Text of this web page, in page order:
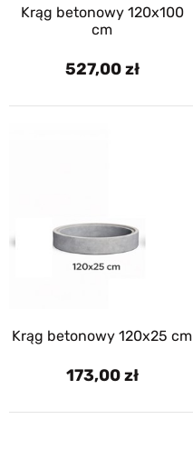
Krąg betonowy 120x100
cm
527,00
Krąg betonowy 120x25 cm
173,00